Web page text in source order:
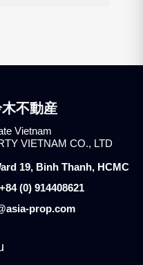
不動産
Vietnam
VIETNAM CO., LTD
19, Binh Thanh, HCMC
+84 (0) 914408621
prop.com